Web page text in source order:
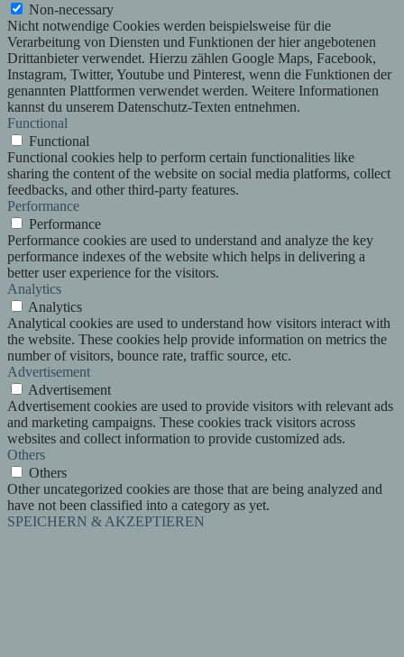
Non-necessary
Nicht notwendige Cookies werden beispielsweise für die
Verarbeitung von Diensten und Funktionen der hier angebotenen
Drittanbieter verwendet. Hierzu zählen Google Maps, Facebook,
Instagram, Twitter, Youtube und Pinterest, wenn die Funktionen der
genannten Plattformen verwendet werden. Weitere Informationen
kannst du unserem Datenschutz-Texten entnehmen.
Functional
Functional
Functional cookies help to perform certain functionalities like
sharing the content of the website on social media platforms, collect
feedbacks, and other third-party features.
Performance
Performance
Performance cookies are used to understand and analyze the key
performance indexes of the website which helps in delivering a
better user experience for the visitors.
Analytics
Analytics
Analytical cookies are used to understand how visitors interact with
the website. These cookies help provide information on metrics the
number of visitors, bounce rate, traffic source, etc.
Advertisement
Advertisement
Advertisement cookies are used to provide visitors with relevant ads
and marketing campaigns. These cookies track visitors across
websites and collect information to provide customized ads.
Others
Others
Other uncategorized cookies are those that are being analyzed and
have not been classified into a category as yet.
SPEICHERN & AKZEPTIEREN